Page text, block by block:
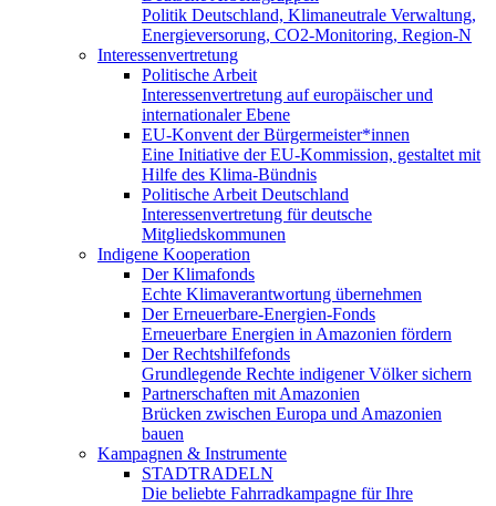
Politik Deutschland, Klimaneutrale Verwaltung,
Energieversorung, CO2-Monitoring, Region-N
Interessenvertretung
Politische Arbeit
Interessenvertretung auf europäischer und
internationaler Ebene
EU-Konvent der Bürgermeister*innen
Eine Initiative der EU-Kommission, gestaltet mit
Hilfe des Klima-Bündnis
Politische Arbeit Deutschland
Interessenvertretung für deutsche
Mitgliedskommunen
Indigene Kooperation
Der Klimafonds
Echte Klimaverantwortung übernehmen
Der Erneuerbare-Energien-Fonds
Erneuerbare Energien in Amazonien fördern
Der Rechtshilfefonds
Grundlegende Rechte indigener Völker sichern
Partnerschaften mit Amazonien
Brücken zwischen Europa und Amazonien
bauen
Kampagnen & Instrumente
STADTRADELN
Die beliebte Fahrradkampagne für Ihre